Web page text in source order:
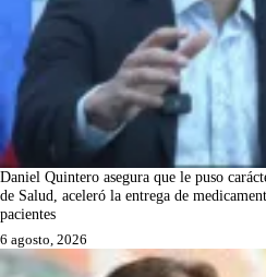
Daniel Quintero asegura que le puso
de Salud, aceleró la entrega de
pacientes
6 agosto, 2026